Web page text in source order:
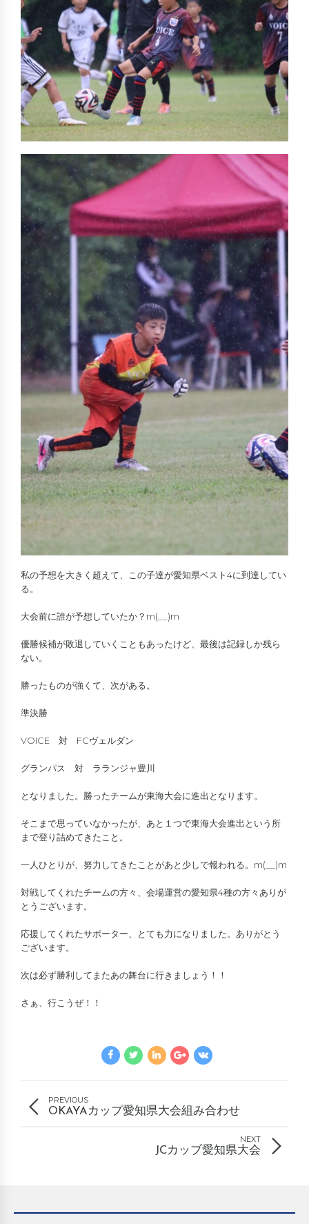
私の予想を大きく超えて、この子達が愛知県ベスト4に到達してい
る。
大会前に誰が予想していたか？m(__)m
優勝候補が敗退していくこともあったけど、最後は記録しか残ら
ない。
勝ったものが強くて、次がある。
準決勝
VOICE 対 FCヴェルダン
グランパス 対 ラランジャ豊川
となりました。勝ったチームが東海大会に進出となります。
そこまで思っていなかったが、あと１つで東海大会進出という所
まで登り詰めてきたこと。
一人ひとりが、努力してきたことがあと少しで報われる。m(__)m
対戦してくれたチームの方々、会場運営の愛知県4種の方々ありが
とうございます。
応援してくれたサポーター、とても力になりました。ありがとう
ございます。
次は必ず勝利してまたあの舞台に行きましょう！！
さぁ、行こうぜ！！
PREVIOUS
OKAYAカップ愛知県大会組み合わせ
NEXT
JCカッブ愛知県大会